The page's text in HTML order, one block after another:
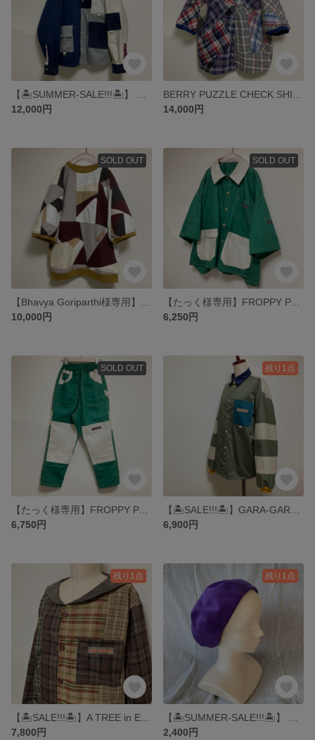
12,000円
14,000円
SOLD OUT
10,000円
SOLD OUT
【たっく様専用】FROPPY PAINTER SHIRTS ▶︎シャツ・ワークシャツ・ボーイスカウトシャツ・アロハ・開襟・セーラー・緑・グリーン・制服・ファンシー
6,250円
SOLD OUT
【たっく様専用】FROPPY PAINTER PANTS ▶︎パンツ・シェフパンツ・ジョガーパンツ・スウェットパンツ・綿パンツ・イージーパンツ・ペインターパンツ・緑・白
6,750円
残り1点
6,900円
残り1点
7,800円
残り1点
2,400円